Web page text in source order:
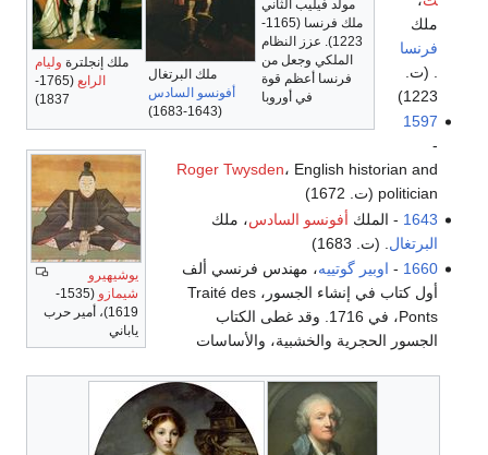
مولد فيليب الثاني
ملك فرنسا (1165-
1223). عزز النظام
الملكي وجعل من
فرنسا أعظم قوة
في أوروبا
ملك البرتغال
أفونسو السادس
(1643-1683)
ملك إنجلترة وليام
الرابع
(1765-
1837)
يوشيهيرو
شيمازو
(1535-
1619)، أمير حرب
ياباني
ملك
فرنسا
. (ت.
1223)
1597
-
Roger Twysden، English historian and
politician (ت. 1672)
1643 - الملك أفونسو السادس، ملك
البرتغال . (ت. 1683)
1660
- اوبير گوتييه، مهندس فرنسي ألف
أول كتاب في إنشاء الجسور، Traité des
Ponts، في 1716. وقد غطى الكتاب
الجسور الحجرية والخشبية، والأساسات